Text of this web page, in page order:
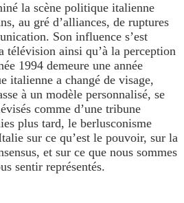
la scène politique italienne
au gré d’alliances, de ruptures
Son influence s’est
télévision ainsi qu’à la perception
1994 demeure une année
italienne a changé de visage,
à un modèle personnalisé, se
comme d’une tribune
plus tard, le berlusconisme
sur ce qu’est le pouvoir, sur la
et sur ce que nous sommes
sentir représentés.